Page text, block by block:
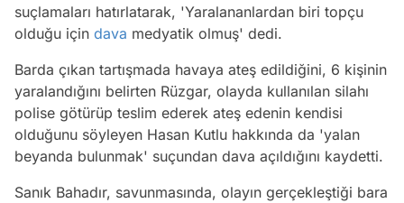
suçlamaları hatırlatarak, 'Yaralananlardan biri topçu
olduğu için dava medyatik olmuş' dedi.
Barda çıkan tartışmada havaya ateş edildiğini, 6 kişinin
yaralandığını belirten Rüzgar, olayda kullanılan silahı
polise götürüp teslim ederek ateş edenin kendisi
olduğunu söyleyen Hasan Kutlu hakkında da 'yalan
beyanda bulunmak' suçundan dava açıldığını kaydetti.
Sanık Bahadır, savunmasında, olayın gerçekleştiği bara